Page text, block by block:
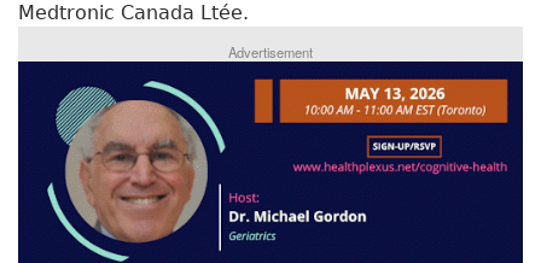
Medtronic Canada Ltée.
Advertisement